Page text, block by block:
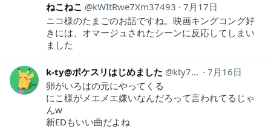
ねこねこ kWItRwe7Xm37493
7月17日
ニコ様のたまごのお話ですね。映画キングコング好
きには、オマージュされたシーンに反応してしまい
ました
k-ty@ポケスリはじめました kty72276404
7月16日
卵がいろはの元にやってくる
にこ様がメエメエ嫌いなんだろって言われてるじゃ
んw
新EDもいい曲だよね